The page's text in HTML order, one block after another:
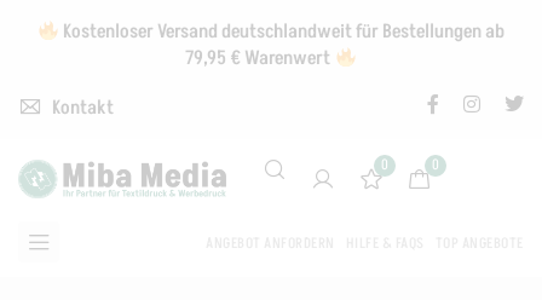
Kontakt
Kostenloser Versand deutschlandweit für Bestellungen ab
79,95 € Warenwert
0 0